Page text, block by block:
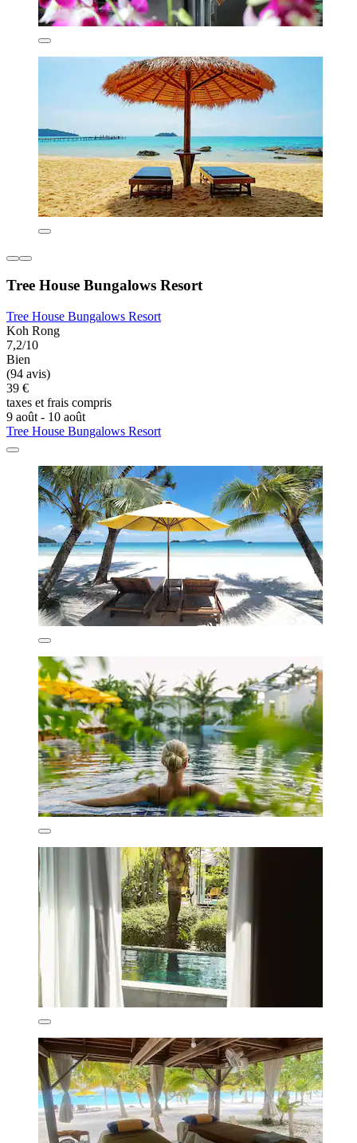
Tree House Bungalows Resort
Tree House Bungalows Resort
Koh Rong
7,2/10
Bien
(94 avis)
39 €
taxes et frais compris
9 août - 10 août
Tree House Bungalows Resort